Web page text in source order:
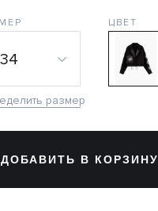
размер
ЦВЕТ
ДОБАВИТЬ В КОРЗИНУ